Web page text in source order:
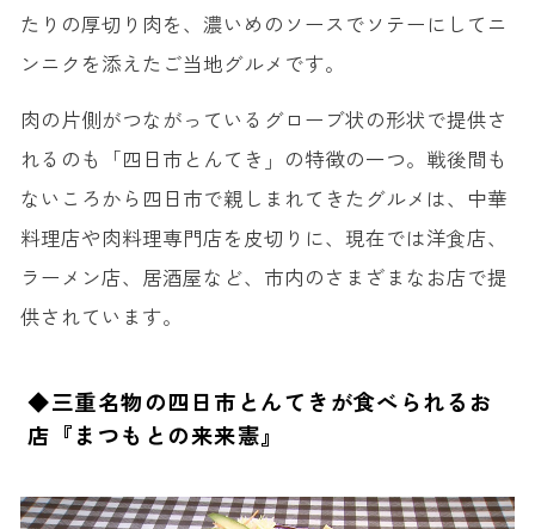
たりの厚切り肉を、濃いめのソースでソテーにしてニ
ンニクを添えたご当地グルメです。
肉の片側がつながっているグローブ状の形状で提供さ
れるのも「四日市とんてき」の特徴の一つ。戦後間も
ないころから四日市で親しまれてきたグルメは、中華
料理店や肉料理専門店を皮切りに、現在では洋食店、
ラーメン店、居酒屋など、市内のさまざまなお店で提
供されています。
◆三重名物の四日市とんてきが食べられるお
店『まつもとの来来憲』